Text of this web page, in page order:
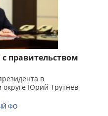
правительством
в
округе Юрий Трутнев
ФО